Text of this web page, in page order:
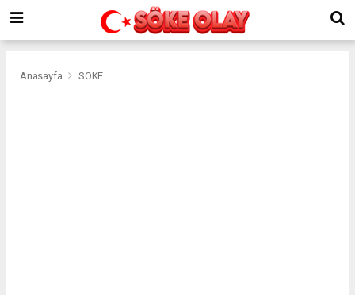
Anasayfa SÖKE